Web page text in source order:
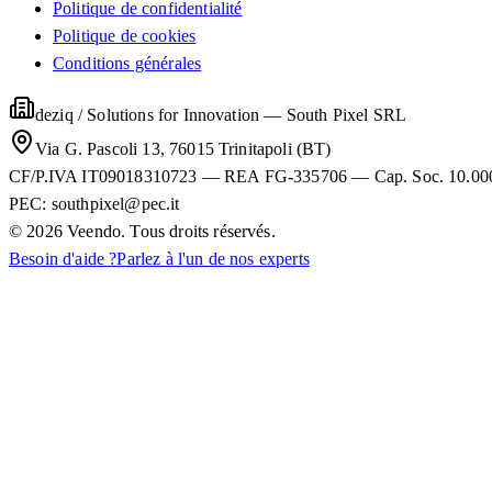
Politique de confidentialité
Politique de cookies
Conditions générales
deziq / Solutions for Innovation — South Pixel SRL
Via G. Pascoli 13, 76015 Trinitapoli (BT)
CF/P.IVA IT09018310723 — REA FG-335706 — Cap. Soc.
PEC: southpixel@pec.it
© 2026 Veendo. Tous droits réservés.
Besoin d'aide ?Parlez à l'un de nos experts